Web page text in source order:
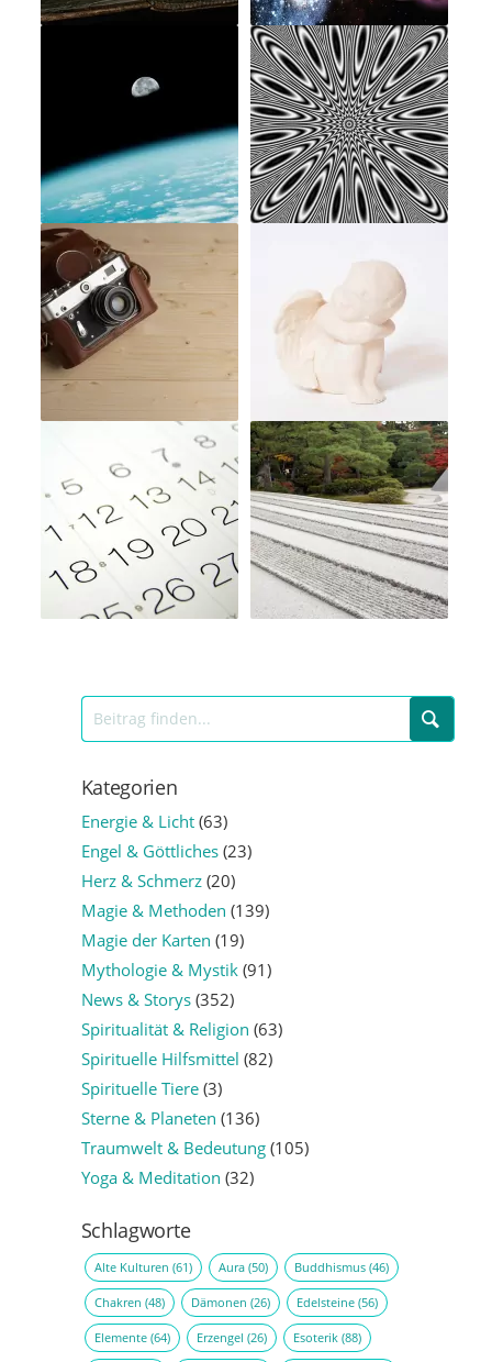
Kategorien
Energie & Licht(63)
Engel & Göttliches(23)
Herz & Schmerz(20)
Magie & Methoden (139)
Magie der Karten (19)
Mythologie & Mystik(91)
News & Storys(352)
Spiritualität & Religion (63)
Spirituelle Hilfsmittel (82)
Spirituelle Tiere(3)
Sterne & Planeten (136)
Traumwelt & Bedeutung(105)
Yoga & Meditation (32)
Schlagworte
Alte Kulturen (61) Aura(50) Buddhismus(46)
Chakren (48) Dämonen (26) Edelsteine(56)
Elemente(64) Erzengel (26) Esoterik(88)